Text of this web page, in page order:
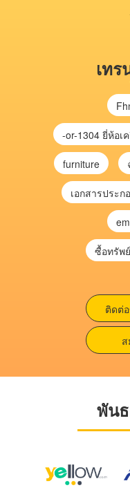
เท
furniture
ติดต่
พัน